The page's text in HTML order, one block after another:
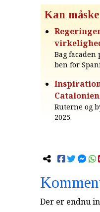
Kan
Bag
ben for
Catalonien
Ruterne og
2025.
Der er endnu